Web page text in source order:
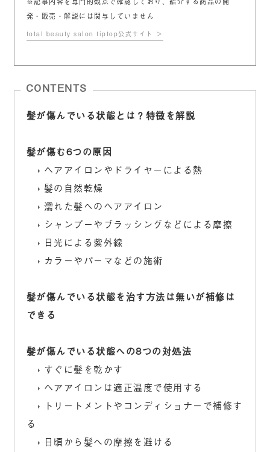
発・販売・解説には関与していません
total beauty salon tiptop公式サイト
CONTENTS
髪が傷んでいる状態とは？特徴を解説
髪が傷む6つの原因
ヘアアイロンやドライヤーによる熱
髪の自然乾燥
濡れた髪へのヘアアイロン
シャンプーやブラッシングなどによる摩擦
日光による紫外線
カラーやパーマなどの施術
髪が傷んでいる状態を治す方法は無いが補修は
できる
髪が傷んでいる状態への8つの対処法
すぐに髪を乾かす
ヘアアイロンは適正温度で使用する
トリートメントやコンディショナーで補修す
る
日頃から髪への摩擦を避ける